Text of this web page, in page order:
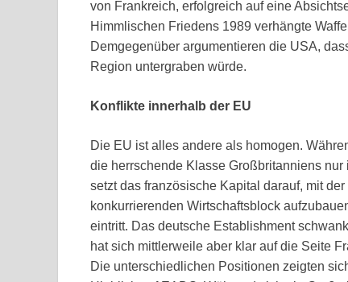
von Frankreich, erfolgreich auf eine
Himmlischen Friedens 1989 verhängte
Demgegenüber argumentieren die USA,
Region untergraben würde.
Konflikte innerhalb der EU
Die EU ist alles andere als homogen.
die herrschende Klasse Großbritanniens
setzt das französische Kapital darauf, mit
konkurrierenden Wirtschaftsblock
eintritt. Das deutsche Establishment
hat sich mittlerweile aber klar auf die Seite
Die unterschiedlichen Positionen zeigten